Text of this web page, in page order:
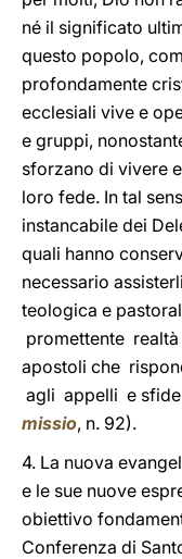
né il significato
questo popolo,
profondamente
ecclesiali vive e
e gruppi,
sforzano di vivere
loro fede. In tal
instancabile dei
quali hanno
necessario
teologica e
promettente realtà
apostoli che
agli appelli e
missio, n. 92).
4. La nuova
e le sue nuove
obiettivo
Conferenza di